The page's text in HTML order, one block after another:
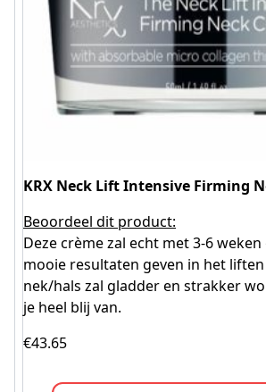
KRX Neck Lift Intensive Firming
Beoordeel dit product:
Deze crème zal echt met 3-6
mooie resultaten geven in het liften
nek/hals zal gladder en strakker
je heel blij van.
€43.65